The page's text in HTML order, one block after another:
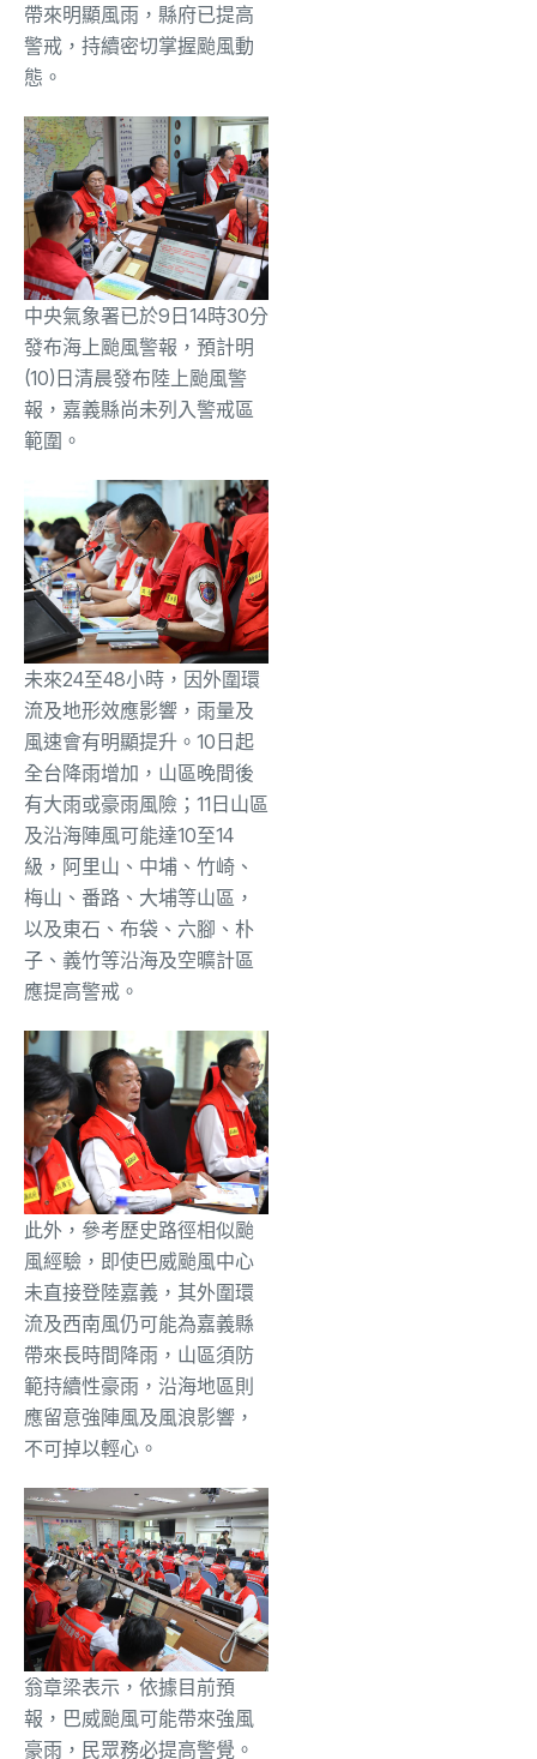
帶來明顯風雨，縣府已提高
警戒，持續密切掌握颱風動
態。
中央氣象署已於9日14時30分
發布海上颱風警報，預計明
(10)日清晨發布陸上颱風警
報，嘉義縣尚未列入警戒區
範圍。
未來24至48小時，因外圍環
流及地形效應影響，雨量及
風速會有明顯提升。10日起
全台降雨增加，山區晚間後
有大雨或豪雨風險；11日山區
及沿海陣風可能達10至14
級，阿里山、中埔、竹崎、
梅山、番路、大埔等山區，
以及東石、布袋、六腳、朴
子、義竹等沿海及空曠計區
應提高警戒。
此外，參考歷史路徑相似颱
風經驗，即使巴威颱風中心
未直接登陸嘉義，其外圍環
流及西南風仍可能為嘉義縣
帶來長時間降雨，山區須防
範持續性豪雨，沿海地區則
應留意強陣風及風浪影響，
不可掉以輕心。
翁章梁表示，依據目前預
報，巴威颱風可能帶來強風
豪雨，民眾務必提高警覺。